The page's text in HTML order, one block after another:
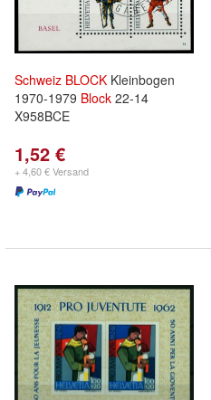
Schweiz BLOCK Kleinbogen
1970-1979 Block 22-14
X958BCE
1,52 €
+ 4,60 € Versand